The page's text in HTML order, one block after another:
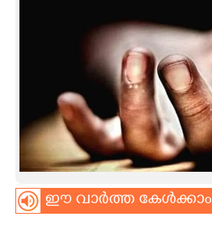
ART
ASTRO
ഈ വാർത്ത കേൾക്കാം